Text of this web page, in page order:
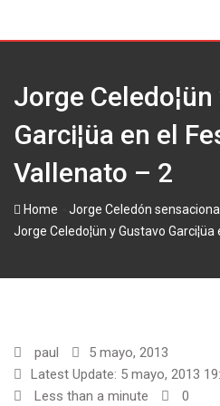
Jorge
Garci¦üa en el
Vallenato – 2
Home
Jorge Celedo¦ün y Gustavo
paul
5 mayo, 2013
Latest Update: 5 mayo, 2013
Less than a minute
0